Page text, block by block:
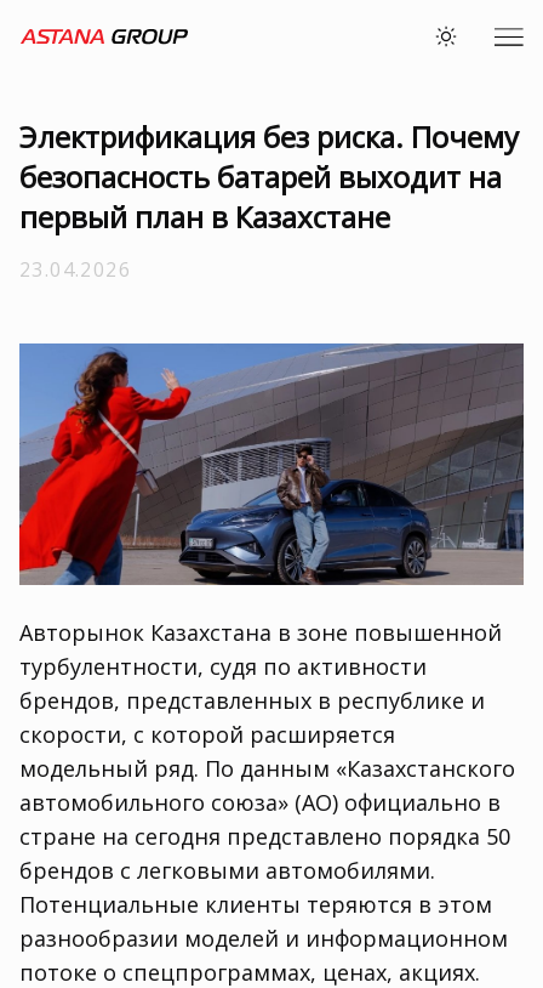
Электрификация без риска. Почему
безопасность батарей выходит на
первый план в Казахстане
23.04.2026
Авторынок Казахстана в зоне повышенной
турбулентности, судя по активности
брендов, представленных в республике и
скорости, с которой расширяется
модельный ряд. По данным «Казахстанского
автомобильного союза» (ҚАО) официально в
стране на сегодня представлено порядка 50
брендов с легковыми автомобилями.
Потенциальные клиенты теряются в этом
разнообразии моделей и информационном
потоке о спецпрограммах, ценах, акциях.